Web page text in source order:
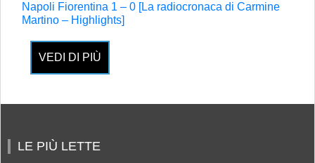
Napoli Fiorentina 1 – 0 [La radiocronaca di Carmine
Martino – Highlights]
VEDI DI PIÙ
LE PIÙ LETTE